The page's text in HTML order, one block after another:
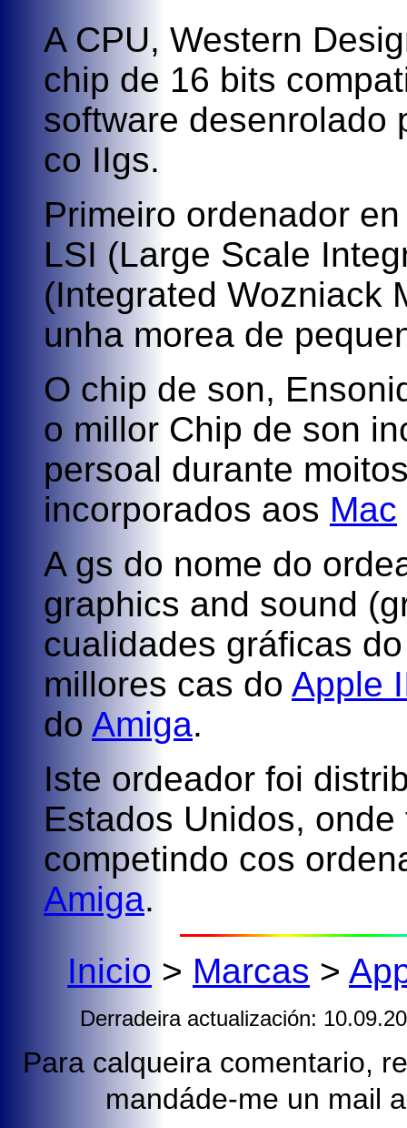
A CPU, Western
chip de 16 bits
software desenrolado
co IIgs.
Primeiro ordenador
LSI (Large Scale
(Integrated Wozniack
unha morea de
O chip de son,
o millor Chip de son
persoal durante
incorporados aos Mac
A gs do nome do
graphics and sound
cualidades gráficas
millores cas do Apple
do Amiga.
Iste ordeador foi
Estados Unidos,
competindo cos
Amiga.
Inicio > Marcas >
Derradeira actualización:
Para calqueira comentario,
mandáde-me un mail